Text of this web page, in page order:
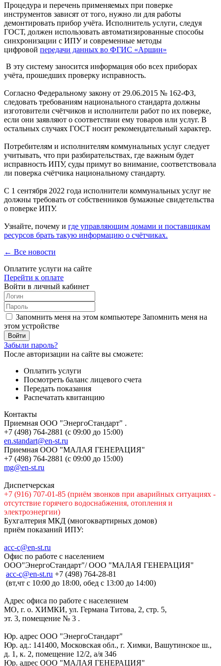
Процедура и перечень применяемых при поверке
инструментов зависят от того, нужно ли для работы
демонтировать прибор учёта. Исполнитель услуги, следуя
ГОСТ, должен использовать автоматизированные способы
синхронизации с ИПУ и современные методы
цифровой передачи данных во ФГИС «Аршин»
В эту систему заносится информация обо всех приборах
учёта, прошедших проверку исправность.
Согласно Федеральному закону от 29.06.2015 № 162-ФЗ,
следовать требованиям национального стандарта должны
изготовители счётчиков и исполнители работ по их поверке,
если они заявляют о соответствии ему товаров или услуг. В
остальных случаях ГОСТ носит рекомендательный характер.
Потребителям и исполнителям коммунальных услуг следует
учитывать, что при разбирательствах, где важным будет
исправность ИПУ, суды примут во внимание, соответствовала
ли поверка счётчика национальному стандарту.
С 1 сентября 2022 года исполнители коммунальных услуг не
должны требовать от собственников бумажные свидетельства
о поверке ИПУ.
Узнайте, почему и где управляющим домами и поставщикам
ресурсов брать такую информацию о счётчиках.
← Все новости
Оплатите услуги на сайте
Перейти к оплате
Войти в личный кабинет
Запомнить меня на этом компьютере Запомнить меня на
этом устройстве
Забыли пароль?
После авторизации на сайте вы сможете:
Оплатить услуги
Посмотреть баланс лицевого счета
Передать показания
Распечатать квитанцию
Контакты
Приемная ООО "ЭнергоСтандарт" .
+7 (498) 764-2881 (с 09:00 до 15:00)
en.standart@en-st.ru
Приемная ООО "МАЛАЯ ГЕНЕРАЦИЯ"
+7 (498) 764-2881 (с 09:00 до 15:00)
mg@en-st.ru
Диспетчерская
+7 (916) 707-01-85 (приём звонков при аварийных ситуациях -
отсутствие горячего водоснабжения, отопления и
электроэнергии)
Бухгалтерия МКД (многоквартирных домов)
приём показаний ИПУ:
acc-c@en-st.ru
Офис по работе с населением
ООО"ЭнергоСтандарт"/ ООО "МАЛАЯ ГЕНЕРАЦИЯ"
асс-с@en-st.ru +7 (498) 764-28-81
(вт,чт с 10:00 до 18:00, обед с 13:00 до 14:00)
Адрес офиса по работе с населением
МО, г. о. ХИМКИ, ул. Германа Титова, 2, стр. 5,
эт. 3, помещение № 3 .
Юр. адрес ООО "ЭнергоСтандарт"
Юр. ад.: 141400, Московская обл., г. Химки, Вашутинское ш.,
д. 1, к. 2, помещение 12/2, а/я 346
Юр. адрес ООО "МАЛАЯ ГЕНЕРАЦИЯ"